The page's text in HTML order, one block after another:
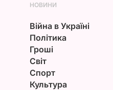
НОВИНИ
Війна в Україні
Політика
Гроші
Світ
Спорт
Культура